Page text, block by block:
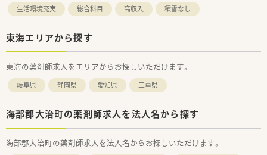
生活環境充実
総合科目 高収入 積雪なし
東海エリアから探す
東海の薬剤師求人をエリアからお探しいただけます。
岐阜県 静岡県 愛知県 三重県
海部郡大治町の薬剤師求人を法人名から探す
海部郡大治町の薬剤師求人を法人名からお探しいただけます。